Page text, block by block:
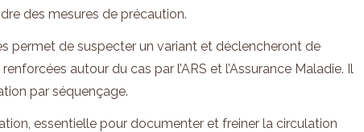
des mesures de précaution.
permet de suspecter un variant et déclencheront de
autour du cas par l’ARS et l’Assurance Maladie. Il
par séquençage.
essentielle pour documenter et freiner la circulation